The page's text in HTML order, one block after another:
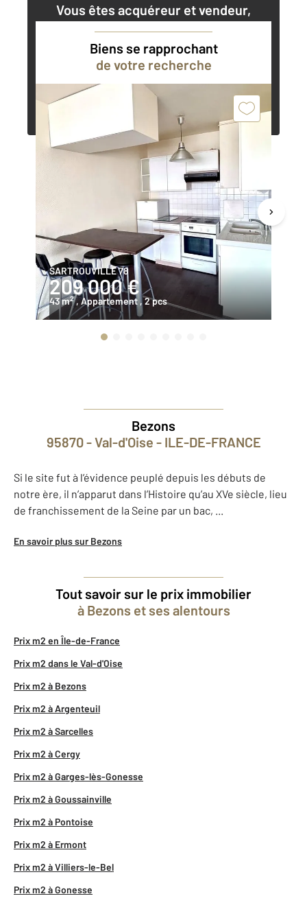
Vous êtes acquéreur et vendeur,
Contacter l'agence
Demander une estimation
Biens se rapprochant
de votre recherche
SARTROUVILLE 78
209 000 €
43 m2 , Appartement , 2 pcs
Bezons
95870 - Val-d'Oise - ILE-DE-FRANCE
Si le site fut à l’évidence peuplé depuis les débuts de
notre ère, il n’apparut dans l’Histoire qu’au XVe siècle, lieu
de franchissement de la Seine par un bac, ...
En savoir plus sur Bezons
Tout savoir sur le prix immobilier
à Bezons et ses alentours
Prix m2 en Île-de-France
Prix m2 dans le Val-d'Oise
Prix m2 à Bezons
Prix m2 à Argenteuil
Prix m2 à Sarcelles
Prix m2 à Cergy
Prix m2 à Garges-lès-Gonesse
Prix m2 à Goussainville
Prix m2 à Pontoise
Prix m2 à Ermont
Prix m2 à Villiers-le-Bel
Prix m2 à Gonesse